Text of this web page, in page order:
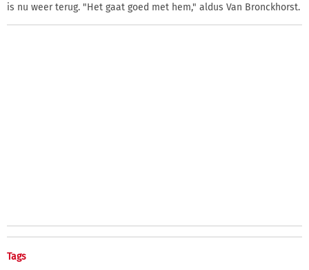
is nu weer terug. "Het gaat goed met hem," aldus Van Bronckhorst.
Tags